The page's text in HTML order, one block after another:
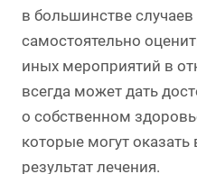
в большинстве
самостоятельно
иных мероприятий в
всегда может дать
о собственном
которые могут оказать
результат лечения.